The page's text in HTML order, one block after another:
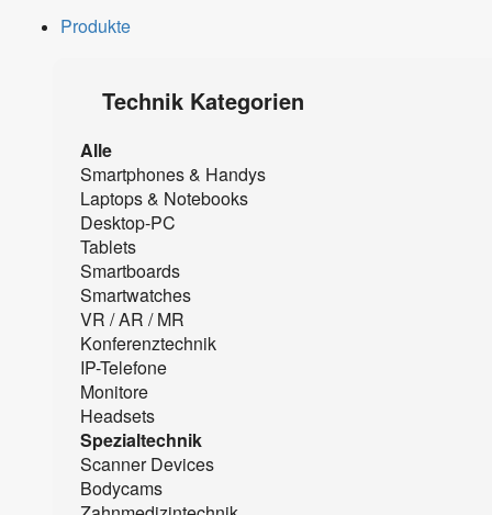
Produkte
Technik Kategorien
Alle
Smartphones & Handys
Laptops & Notebooks
Desktop-PC
Tablets
Smartboards
Smartwatches
VR / AR / MR
Konferenztechnik
IP-Telefone
Monitore
Headsets
Spezialtechnik
Scanner Devices
Bodycams